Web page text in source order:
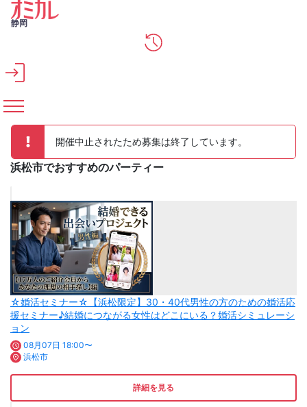
メインコンテンツへスキップ
静岡
開催中止されたため募集は終了しています。
浜松市でおすすめのパーティー
☆婚活セミナー☆【浜松限定】30・40代男性の方のための婚活応
援セミナー♪結婚につながる女性はどこにいる？婚活シミュレーシ
ョン
08月07日 18:00〜
浜松市
詳細を見る